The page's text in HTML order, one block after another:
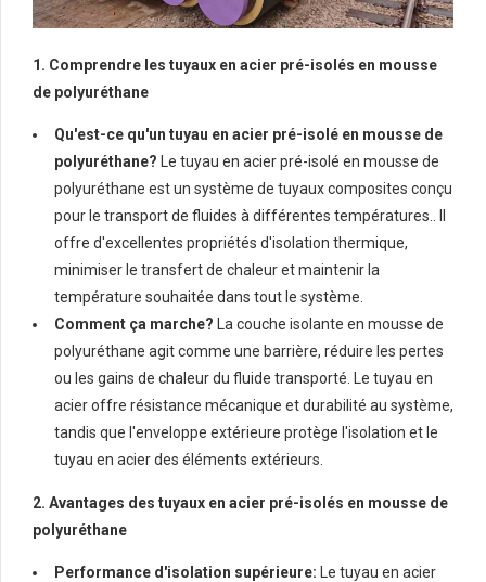
1. Comprendre les tuyaux en acier pré-isolés en mousse
de polyuréthane
Qu'est-ce qu'un tuyau en acier pré-isolé en mousse de
polyuréthane? Le tuyau en acier pré-isolé en mousse de
polyuréthane est un système de tuyaux composites conçu
pour le transport de fluides à différentes températures.. Il
offre d'excellentes propriétés d'isolation thermique,
minimiser le transfert de chaleur et maintenir la
température souhaitée dans tout le système.
Comment ça marche? La couche isolante en mousse de
polyuréthane agit comme une barrière, réduire les pertes
ou les gains de chaleur du fluide transporté. Le tuyau en
acier offre résistance mécanique et durabilité au système,
tandis que l'enveloppe extérieure protège l'isolation et le
tuyau en acier des éléments extérieurs.
2. Avantages des tuyaux en acier pré-isolés en mousse de
polyuréthane
Performance d'isolation supérieure: Le tuyau en acier